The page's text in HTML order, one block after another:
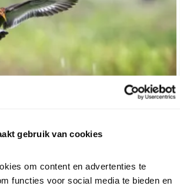
gebruik van cookies
om content en advertenties te
functies voor social media te bieden en